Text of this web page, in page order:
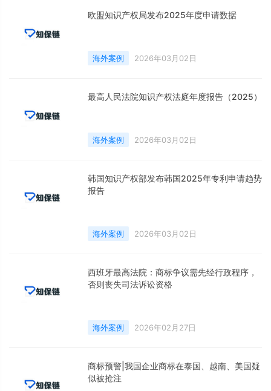
欧盟知识产权局发布2025年度申请数据
海外案例 2026年03月02日
最高人民法院知识产权法庭年度报告（2025）
海外案例 2026年03月02日
韩国知识产权部发布韩国2025年专利申请趋势
报告
海外案例 2026年03月02日
西班牙最高法院：商标争议需先经行政程序，
否则丧失司法诉讼资格
海外案例 2026年02月27日
商标预警|我国企业商标在泰国、越南、美国疑
似被抢注